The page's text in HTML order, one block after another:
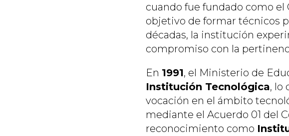
cuando fue fundado como el
objetivo de formar técnicos
décadas, la institución
compromiso con la
En 1991, el Ministerio de
Institución Tecnológica, lo
vocación en el ámbito
mediante el Acuerdo 01 del
reconocimiento como